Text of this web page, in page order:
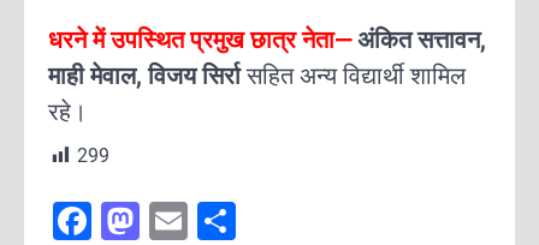
धरने में उपस्थित प्रमुख छात्र नेता—अंकित सत्तावन,
माही मेवाल, विजय सिर्रासहित अन्य विद्यार्थी शामिल
रहे।
299
F
M E